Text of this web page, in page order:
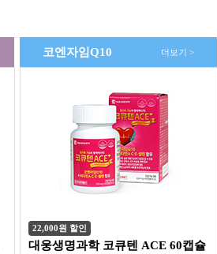
코엔자임Q10 더보기 >
22,000원 할인
대웅생명과학 코큐텐 ACE 60캡슐